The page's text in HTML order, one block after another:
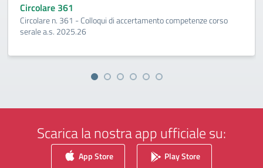
Circolare 361
Circolare n. 361 - Colloqui di accertamento competenze corso
serale a.s. 2025.26
Scarica la nostra app ufficiale su:
App Store Play Store